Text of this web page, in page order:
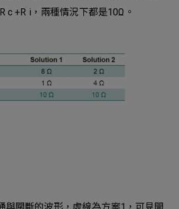
c +R i，兩種情況下都是10Ω。